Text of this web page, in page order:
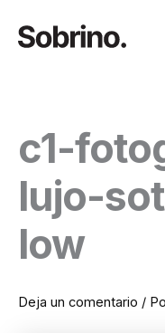
contenido
c1-
lujo-
low
Deja un comentario /